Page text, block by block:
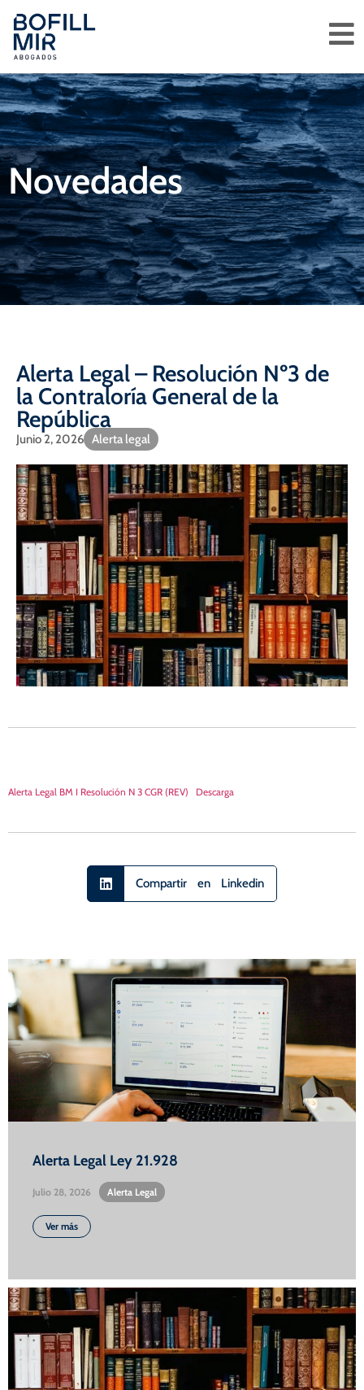
Novedades
Alerta Legal – Resolución Nº3 de
la Contraloría General de la
República
Junio 2, 2026 Alerta legal
Alerta Legal BM I Resolución N 3 CGR (REV) Descarga
Compartir en Linkedin
Alerta Legal Ley 21.928
Julio 28, 2026 Alerta Legal
Ver más